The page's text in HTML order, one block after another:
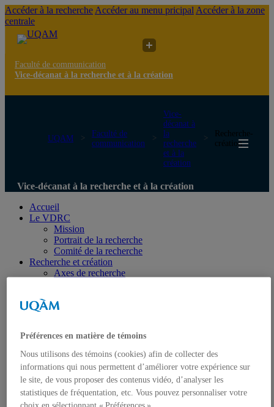
Accéder à la recherche Accéder au menu pricipal Accéder à la zone
centrale
Faculté de communication
Vice-décanat à la recherche et à la création
UQAM
Faculté de
communication
Vice-
décanat à
la
recherche
et à la
création
Recherche-
création
Vice-décanat à la recherche et à la création
Accueil
Le VDRC
Mission
Portrait de la recherche
Comité de la recherche
Recherche et création
Axes de recherche
Publications
Stages
Stages postdoctoraux
Stages de recherche
Offres d’emplois en recherche
Médias
Trouver un expert
La Faculté dans les médias
Préférences en matière de témoins
Nous utilisons des témoins (cookies) afin de collecter des
informations qui nous permettent d’améliorer votre expérience sur
le site, de vous proposer des contenus vidéo, d’analyser les
statistiques de fréquentation, etc. Vous pouvez personnaliser votre
choix en sélectionnant « Préférences ».